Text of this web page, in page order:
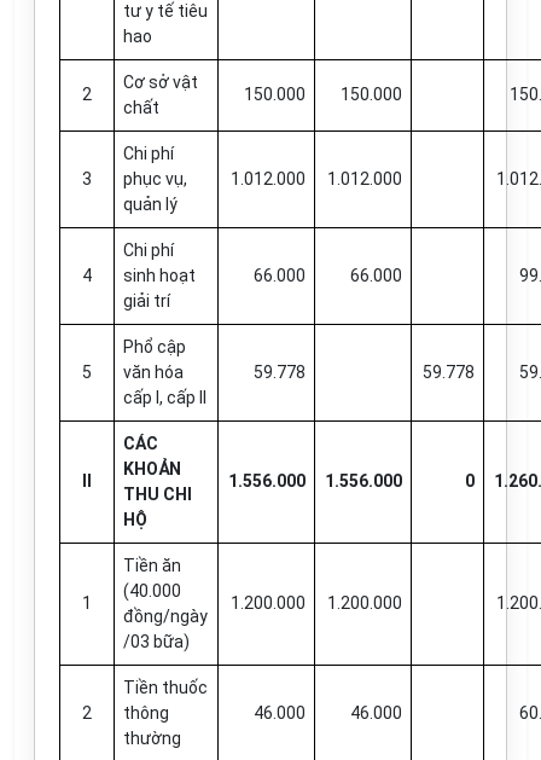
tư y tế tiêu
hao
2
Cơ sở vật
chất
150.000 150.000
3
Chi phí
phục vụ,
quản lý
1.012.000 1.012.000
4
Chi phí
sinh hoạt
giải trí
66.000 66.000
5
Phổ cập
văn hóa
cấp I, cấp II
59.778 59.778
CÁC
KHOẢN
THU CHI
HỘ
1.556.000 1.556.000 0
1
Tiền ăn
(40.000
đồng/ngày
/03 bữa)
1.200.000 1.200.000
2
Tiền thuốc
thông
thường
46.000 46.000